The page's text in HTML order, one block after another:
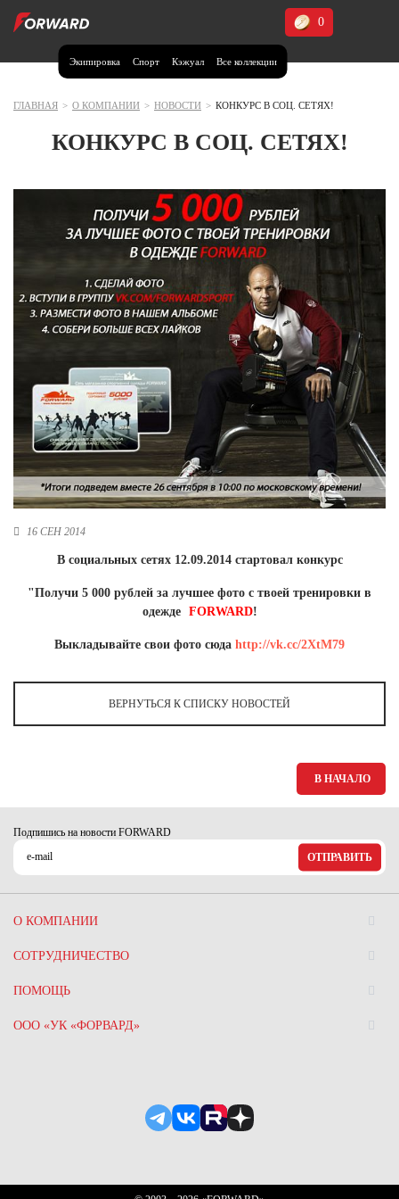
Экипировка Спорт Кэжуал Все коллекции
0
Москва и МО
Волгоградская область (1)
Воронежская область (1)
Иркутская область (2)
Калининградская область (1)
Краснодарский край (5)
Красноярский край (5)
Курская область (1)
Нижегородская область (1)
Новосибирская область (3)
Омская область (5)
Республика Башкортостан (3)
Республика Крым (1)
Ростовская область (2)
Самарская область (1)
Санкт-Петербург и ЛО (3)
Северная Осетия (2)
Ставропольский край (5)
Челябинская область (2)
ГЛАВНАЯ > О КОМПАНИИ > НОВОСТИ > КОНКУРС В СОЦ. СЕТЯХ!
КОНКУРС В СОЦ. СЕТЯХ!
16 СЕН 2014
В социальных сетях 12.09.2014 стартовал конкурс
"Получи 5 000 рублей за лучшее фото с твоей тренировки в
одежде FORWARD!
Выкладывайте свои фото сюда http://vk.cc/2XtM79
ВЕРНУТЬСЯ К СПИСКУ НОВОСТЕЙ
В НАЧАЛО
Подпишись на новости FORWARD
ОТПРАВИТЬ
О КОМПАНИИ
СОТРУДНИЧЕСТВО
ПОМОЩЬ
ООО «УК «ФОРВАРД»